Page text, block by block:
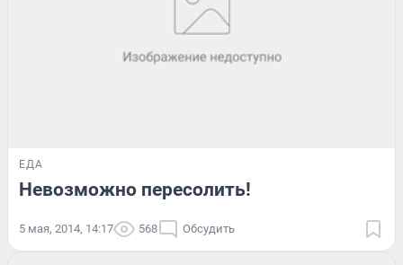
ЕДА
Невозможно пересолить!
5 мая, 2014, 14:17 568 Обсудить